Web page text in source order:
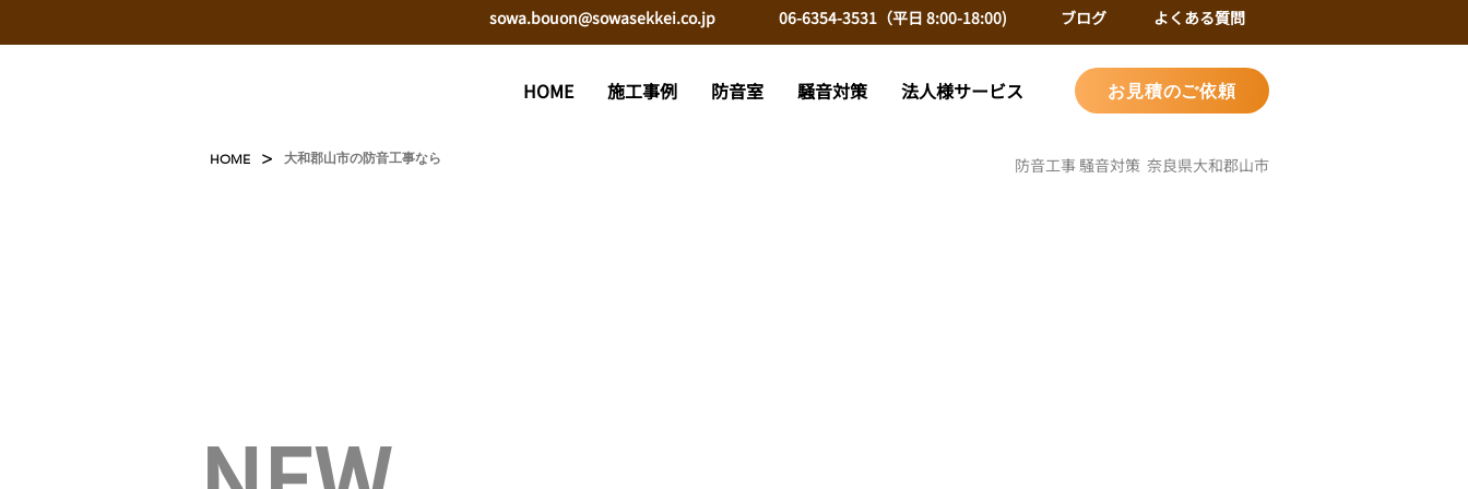
sowa.bouon@sowasekkei.co.jp 06-6354-3531（平日 8:00-18:00) ブログ よくある質問
HOME 施工事例 防音室 騒音対策 法人様サービス お見積のご依頼
防音工事 騒音対策 奈良県大和郡山市
HOME > 大和郡山市の防音工事なら